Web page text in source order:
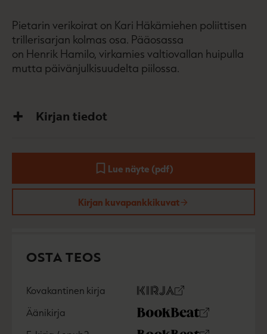
Pietarin verikoirat on Kari Häkämiehen poliittisen
trillerisarjan kolmas osa. Pääosassa
on Henrik Hamilo, virkamies valtiovallan huipulla
mutta päivänjulkisuudelta piilossa.
Kirjan tiedot
Lue näyte (pdf)
A
u
k
e
a
n
v
Kirjan kuvapankkikuvat
OSTA TEOS
O
s
Kovakantinen kirja
K
K
u
Äänikirja
B
o